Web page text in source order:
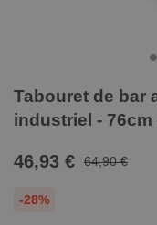
Tabouret de bar
industriel -
46,93 € 64,90 €
-28%